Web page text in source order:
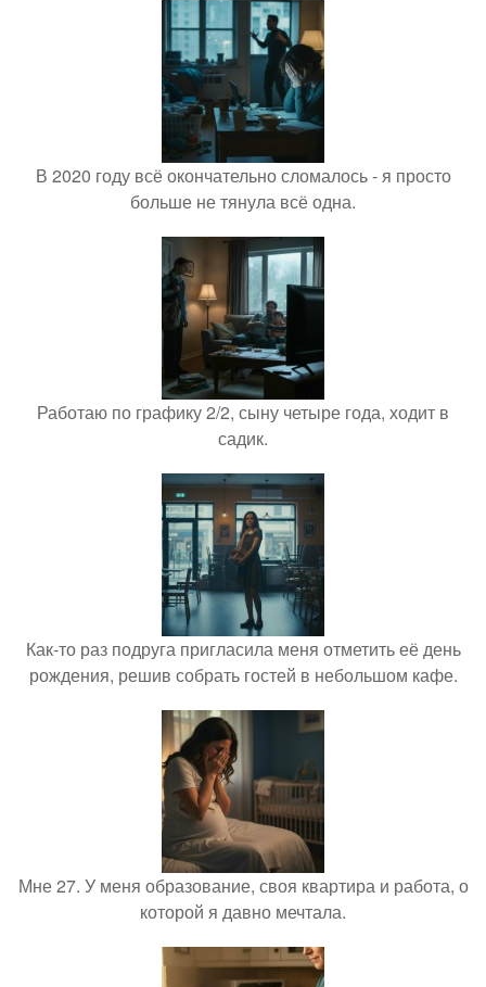
В 2020 году всё окончательно сломалось - я просто
больше не тянула всё одна.
Работаю по графику 2/2, сыну четыре года, ходит в
садик.
Как-то раз подруга пригласила меня отметить её день
рождения, решив собрать гостей в небольшом кафе.
Мне 27. У меня образование, своя квартира и работа, о
которой я давно мечтала.